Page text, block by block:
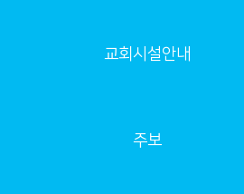
교회시설안내
주보